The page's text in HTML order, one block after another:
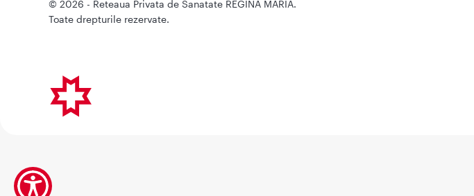
© 2026 - Reteaua Privata de Sanatate REGINA MARIA.
Toate drepturile rezervate.